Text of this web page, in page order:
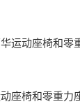
运动座椅和零
座椅和零重力